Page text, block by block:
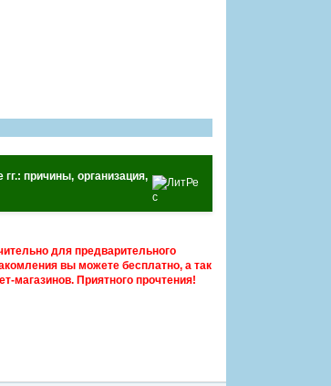
причины, организация,
для предварительного
вы можете бесплатно, а так
магазинов. Приятного прочтения!